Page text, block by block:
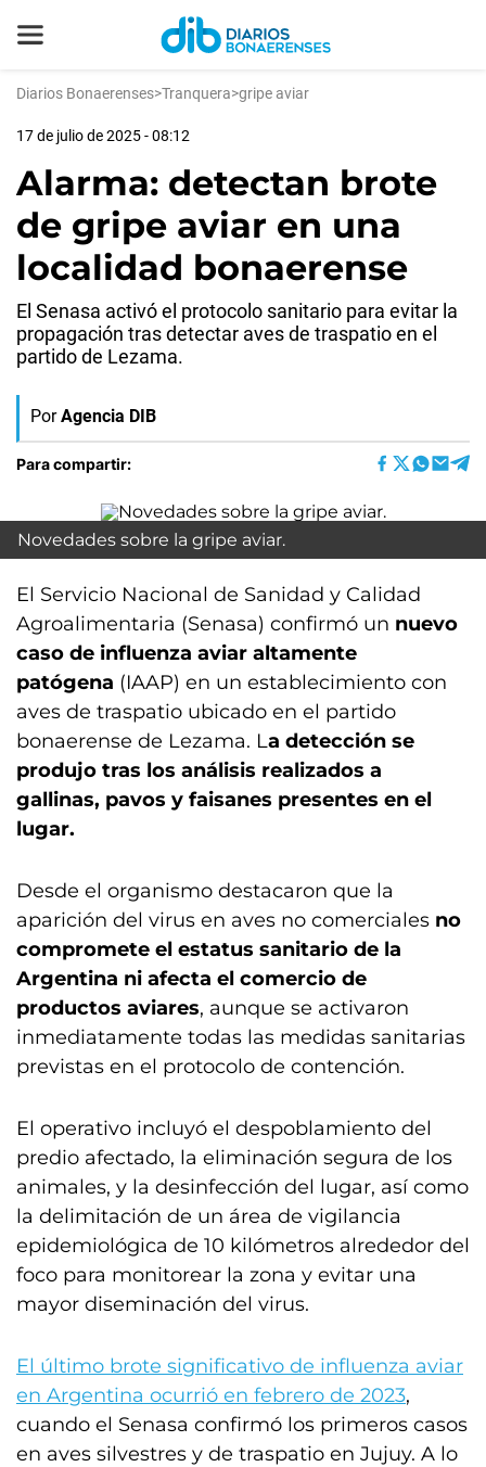
Diarios Bonaerenses>Tranquera>gripe aviar
17 de julio de 2025 - 08:12
Alarma: detectan brote
de gripe aviar en una
localidad bonaerense
El Senasa activó el protocolo sanitario para evitar la
propagación tras detectar aves de traspatio en el
partido de Lezama.
Por Agencia DIB
Para compartir:
Novedades sobre la gripe aviar.
El Servicio Nacional de Sanidad y Calidad
Agroalimentaria (Senasa) confirmó un nuevo
caso de influenza aviar altamente
patógena (IAAP) en un establecimiento con
aves de traspatio ubicado en el partido
bonaerense de Lezama. La detección se
produjo tras los análisis realizados a
gallinas, pavos y faisanes presentes en el
lugar.
Desde el organismo destacaron que la
aparición del virus en aves no comerciales no
compromete el estatus sanitario de la
Argentina ni afecta el comercio de
productos aviares, aunque se activaron
inmediatamente todas las medidas sanitarias
previstas en el protocolo de contención.
El operativo incluyó el despoblamiento del
predio afectado, la eliminación segura de los
animales, y la desinfección del lugar, así como
la delimitación de un área de vigilancia
epidemiológica de 10 kilómetros alrededor del
foco para monitorear la zona y evitar una
mayor diseminación del virus.
El último brote significativo de influenza aviar
en Argentina ocurrió en febrero de 2023,
cuando el Senasa confirmó los primeros casos
en aves silvestres y de traspatio en Jujuy. A lo